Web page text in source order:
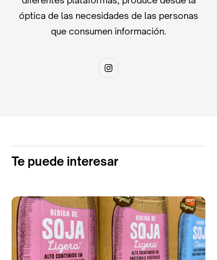
óptica de las necesidades de las personas
que consumen información.
Te puede interesar